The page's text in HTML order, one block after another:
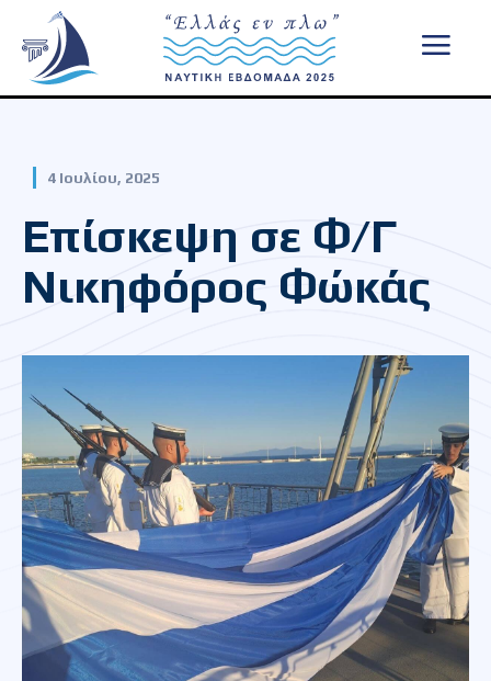
4 Ιουλίου, 2025
Επίσκεψη σε Φ/Γ
Νικηφόρος Φώκάς